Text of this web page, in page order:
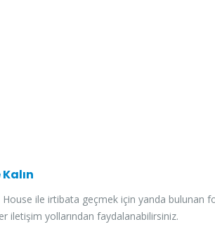
House ile irtibata geçmek için yanda bulunan
iletişim yollarından faydalanabilirsiniz.